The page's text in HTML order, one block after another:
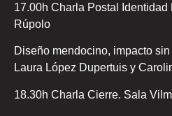
17.00h Charla Postal
Rúpolo
Diseño mendocino, impacto
Laura López Dupertuis y
18.30h Charla Cierre. Sala